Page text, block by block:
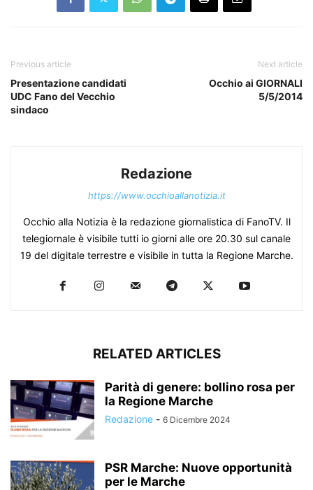
Previous article
Presentazione candidati
UDC Fano del Vecchio
sindaco
Next article
Occhio ai GIORNALI
5/5/2014
Redazione
https://www.occhioallanotizia.it
Occhio alla Notizia è la redazione giornalistica di FanoTV. Il
telegiornale è visibile tutti io giorni alle ore 20.30 sul canale
19 del digitale terrestre e visibile in tutta la Regione Marche.
RELATED ARTICLES
Parità di genere: bollino rosa per
la Regione Marche
Redazione - 6 Dicembre 2024
PSR Marche: Nuove opportunità
per le Marche